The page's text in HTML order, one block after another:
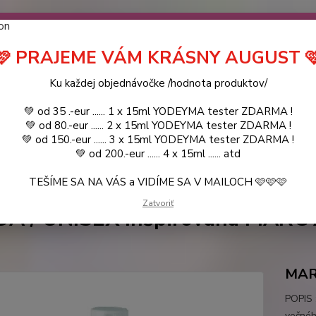
❤️ od .. 35 .-eur CENA PRODUKTOV si môžte vybrať ..
.. (TIE VŠAK TERBA VPÍSAŤ V SEKCII DODACE
a VIDÍME SA V MAILOCH a v Košiciach :) aj OSOBNE. 👋🤚👋 ..
KATALÓG Blog
Hľadať
YODEYMA - DÁMSKE PARFEMY VZORKY VôNÍ TAYDA / UNISEX
/ UNISEX Inšpirovaná
PRAJEME VÁM KRÁSNY AUGUST
Ku každej objednávočke /hodnota produktov/
💚 od 35 .-eur ...... 1 x 15ml YODEYMA tester ZDARMA !
💚 od 80.-eur ...... 2 x 15ml YODEYMA tester ZDARMA !
💚 od 150.-eur ...... 3 x 15ml YODEYMA tester ZDARMA !
💚 od 200.-eur ...... 4 x 15ml ...... atd
TEŠÍME SA NA VÁS a VIDÍME SA V MAILOCH 🩷🩷🩷
Zatvoriť